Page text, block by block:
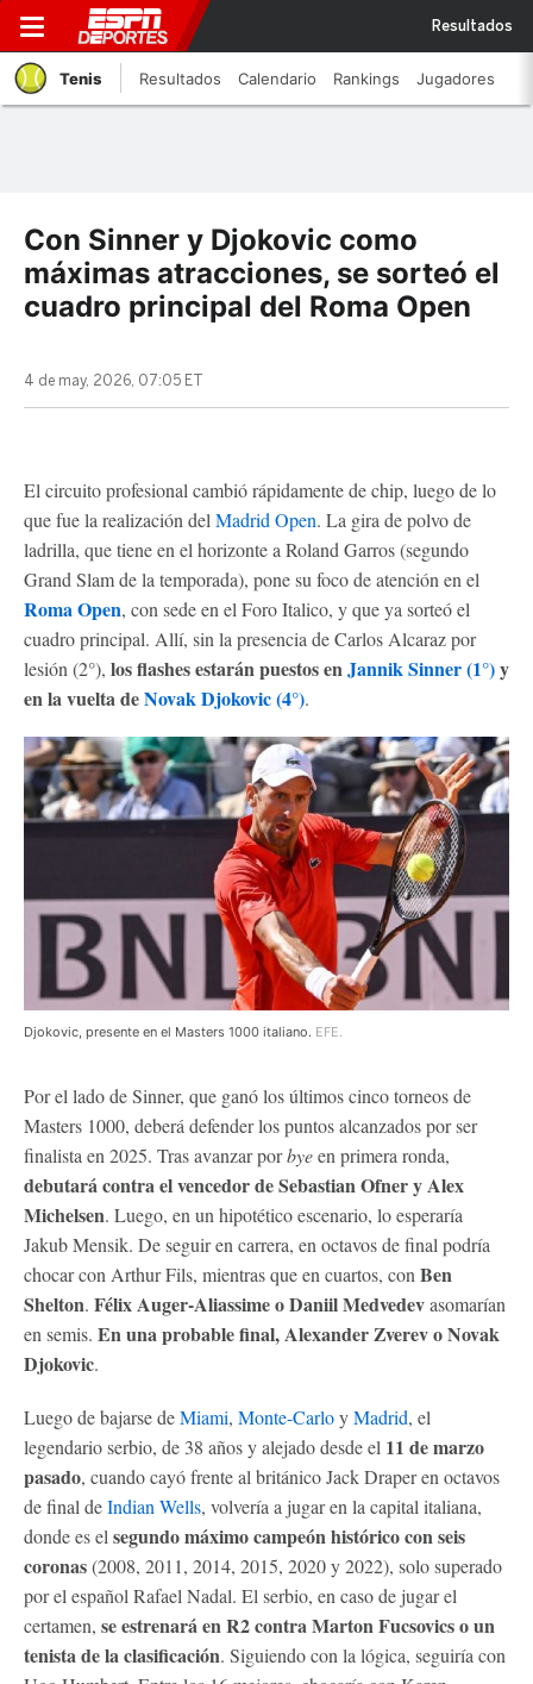
Resultados
Tenis Resultados Calendario Rankings Jugadores
Con Sinner y Djokovic como
máximas atracciones, se sorteó el
cuadro principal del Roma Open
4 de may, 2026, 07:05 ET
El circuito profesional cambió rápidamente de chip, luego de lo
que fue la realización del Madrid Open. La gira de polvo de
ladrilla, que tiene en el horizonte a Roland Garros (segundo
Grand Slam de la temporada), pone su foco de atención en el
Roma Open, con sede en el Foro Italico, y que ya sorteó el
cuadro principal. Allí, sin la presencia de Carlos Alcaraz por
lesión (2°), losflashes estarán puestos enJannik Sinner (1°)y
en la vuelta deNovak Djokovic (4°).
Djokovic, presente en el Masters 1000 italiano. EFE.
Por el lado de Sinner, que ganó los últimos cinco torneos de
Masters 1000, deberá defender los puntos alcanzados por ser
finalista en 2025. Tras avanzar porbyeen primera ronda,
debutará contra el vencedor de Sebastian Ofner y Alex
Michelsen. Luego, en un hipotético escenario, lo esperaría
Jakub Mensik. De seguir en carrera, en octavos de final podría
chocar con Arthur Fils, mientras que en cuartos, con Ben
Shelton. Félix Auger-Aliassime o Daniil Medvedevasomarían
en semis. En una probable final, Alexander Zverev o Novak
Djokovic.
Luego de bajarse deMiami, Monte-CarloyMadrid, el
legendario serbio, de 38 años y alejado desde el 11 de marzo
pasado, cuando cayó frente al británico Jack Draper en octavos
de final deIndian Wells, volvería a jugar en la capital italiana,
donde es el segundo máximo campeón histórico con seis
coronas(2008, 2011, 2014, 2015, 2020 y 2022), solo superado
por el español Rafael Nadal. El serbio, en caso de jugar el
certamen, se estrenará en R2 contra Marton Fucsovics o un
tenista de la clasificación. Siguiendo con la lógica, seguiría con